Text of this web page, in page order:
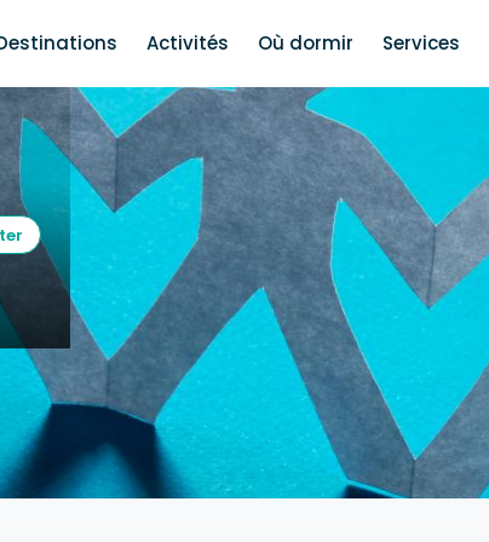
Activités Où dormir Services